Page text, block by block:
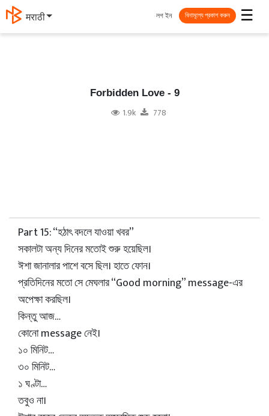
मराठी ☰
লগ ইন বিনামূল্যে প্রকাশ করুন
Forbidden Love - 9
1.9k 778
Part 15: “হঠাৎ বদলে যাওয়া খবর”
সকালটা অন্য দিনের মতোই শুরু হয়েছিল।
ঈশা জানালার পাশে বসে ছিল। হাতে ফোন।
প্রতিদিনের মতো সে মেঘলার “Good morning” message-এর
অপেক্ষা করছিল।
কিন্তু আজ…
কোনো message নেই।
১০ মিনিট…
৩০ মিনিট…
১ ঘণ্টা…
তবুও না।